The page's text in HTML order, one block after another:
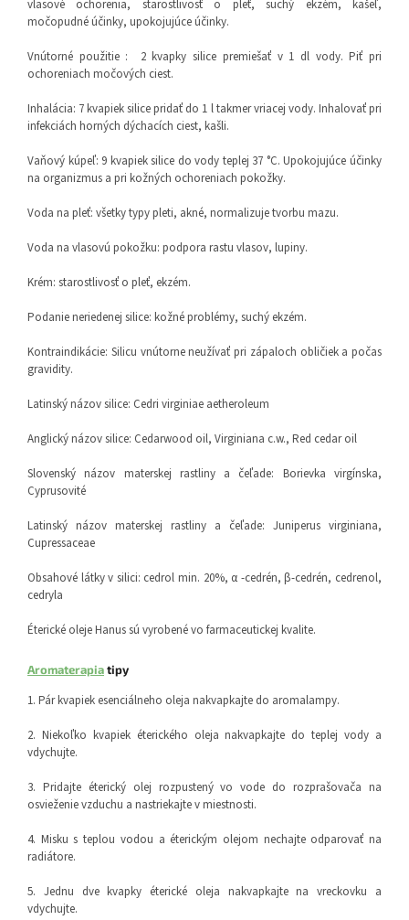
vlasové ochorenia, starostlivosť o pleť, suchý ekzém, kašeľ,
močopudné účinky, upokojujúce účinky.
Vnútorné použitie : 2 kvapky silice premiešať v 1 dl vody. Piť pri
ochoreniach močových ciest.
Inhalácia: 7 kvapiek silice pridať do 1 l takmer vriacej vody. Inhalovať pri
infekciách horných dýchacích ciest, kašli.
Vaňový kúpeľ: 9 kvapiek silice do vody teplej 37 °C. Upokojujúce účinky
na organizmus a pri kožných ochoreniach pokožky.
Voda na pleť: všetky typy pleti, akné, normalizuje tvorbu mazu.
Voda na vlasovú pokožku: podpora rastu vlasov, lupiny.
Krém: starostlivosť o pleť, ekzém.
Podanie neriedenej silice: kožné problémy, suchý ekzém.
Kontraindikácie: Silicu vnútorne neužívať pri zápaloch obličiek a počas
gravidity.
Latinský názov silice: Cedri virginiae aetheroleum
Anglický názov silice: Cedarwood oil, Virginiana c.w., Red cedar oil
Slovenský názov materskej rastliny a čeľade: Borievka virgínska,
Cyprusovité
Latinský názov materskej rastliny a čeľade: Juniperus virginiana,
Cupressaceae
Obsahové látky v silici: cedrol min. 20%, α -cedrén, β-cedrén, cedrenol,
cedryla
Éterické oleje Hanus sú vyrobené vo farmaceutickej kvalite.
Aromaterapiatipy
1. Pár kvapiek esenciálneho oleja nakvapkajte do aromalampy.
2. Niekoľko kvapiek éterického oleja nakvapkajte do teplej vody a
vdychujte.
3. Pridajte éterický olej rozpustený vo vode do rozprašovača na
osvieženie vzduchu a nastriekajte v miestnosti.
4. Misku s teplou vodou a éterickým olejom nechajte odparovať na
radiátore.
5. Jednu dve kvapky éterické oleja nakvapkajte na vreckovku a
vdychujte.